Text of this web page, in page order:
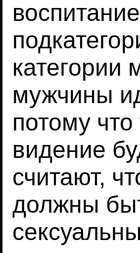
категории
мужчины
потому
видение
считают,
должны